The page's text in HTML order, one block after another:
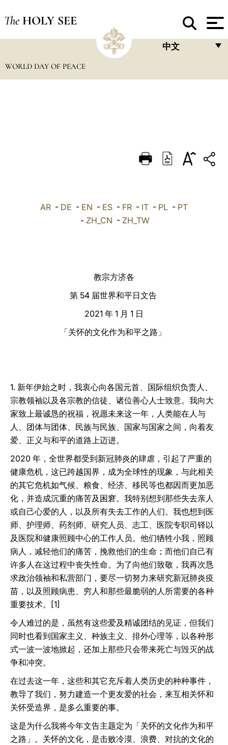
The HOLY SEE
中文
DEUTSCH
العربيّة
WORLD DAY OF PEACE
AR - DE - EN - ES - FR - IT - PL - PT
- ZH_CN - ZH_TW
教宗方济各
第 54 届世界和平日文告
2021 年 1 月 1 日
「关怀的文化作为和平之路」
1. 新年伊始之时，我衷心向各国元首、国际组织负责人、
宗教领袖以及各宗教的信徒、诸位善心人士致意。我向大
家致上最诚恳的祝福，祝愿未来这一年，人类能在人与
人、团体与团体、民族与民族、国家与国家之间，向着友
爱、正义与和平的道路上迈进。
2020 年，全世界都受到新冠肺炎的肆虐，引起了严重的
健康危机，这已跨越国界，成为全球性的现象，与此相关
的其它危机如气候、粮食、经济、移民等也都因而更加恶
化，并造成沉重的痛苦及困窘。我特别想到那些失去亲人
或自己心爱的人，以及所有失去工作的人们。我也想到医
师、护理师、药剂师、研究人员、志工、医院专职司铎以
及医院和健康照顾中心的工作人员。他们牺牲小我，照顾
病人，减轻他们的痛苦，挽救他们的生命；而他们自己有
许多人在这过程中丧失性命。为了向他们致敬，我再次恳
求政治领袖和私营部门，要尽一切努力来研究新冠肺炎疫
苗，以及照顾病患、穷人和那些最脆弱的人所需要的各种
重要技术。[1]
令人难过的是，虽然有这些爱及精诚团结的见证，但我们
同时也看到国家主义、种族主义、排外心理等，以各种形
式一波一波地掀起，还加上那些只会带来死亡与毁灭的战
争和冲突。
在过去这一年，这些和其它充斥着人类历史的种种事件，
教导了我们，努力建造一个更友爱的社会，来互相关怀和
关怀受造界，是多么重要的事。
这是为什么我将今年文告主题定为「关怀的文化作为和平
之路」。关怀的文化，是击败冷漠、浪费、对抗的文化的